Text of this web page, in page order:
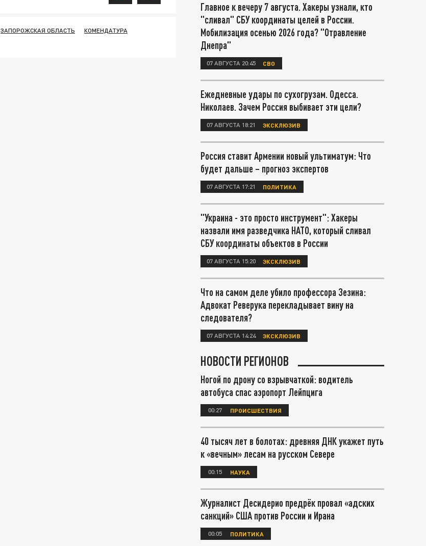
ЗАПОРОЖСКАЯ ОБЛАСТЬ
КОМЕНДАТУРА
Главное к вечеру 7 августа. Хакеры узнали, кто
"сливал" СБУ координаты целей в России.
Мобилизация осенью 2026 года? "Отравление
Днепра"
07 АВГУСТА 20:45 СВО
Ежедневные удары по сухогрузам. Одесса.
Николаев. Зачем Россия выбивает эти цели?
07 АВГУСТА 18:21 ЭКСКЛЮЗИВ
Россия ставит Армении новый ультиматум: Что
будет дальше – прогноз экспертов
07 АВГУСТА 17:21 ПОЛИТИКА
"Украина - это просто инструмент": Хакеры
назвали имя разведчика НАТО, который сливал
СБУ координаты объектов в России
07 АВГУСТА 15:20 ЭКСКЛЮЗИВ
Что на самом деле убило профессора Зезина:
Адвокат Реверука перекладывает вину на
следователя?
07 АВГУСТА 14:24 ЭКСКЛЮЗИВ
НОВОСТИ РЕГИОНОВ
Ногой по дрону со взрывчаткой: водитель
автобуса спас аэропорт Лейпцига
00:27 ПРОИСШЕСТВИЯ
40 тысяч лет в болотах: древняя ДНК укажет путь
к «вечным» лесам на русском Севере
00:15 НАУКА
Журналист Десидерио предрёк провал «адских
санкций» США против России и Ирана
00:05 ПОЛИТИКА